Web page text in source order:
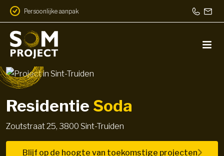
Persoonlijke aanpak
Residentie Soda
Zoutstraat 25, 3800 Sint-Truiden
Blijf op de hoogte van toekomstige projecten